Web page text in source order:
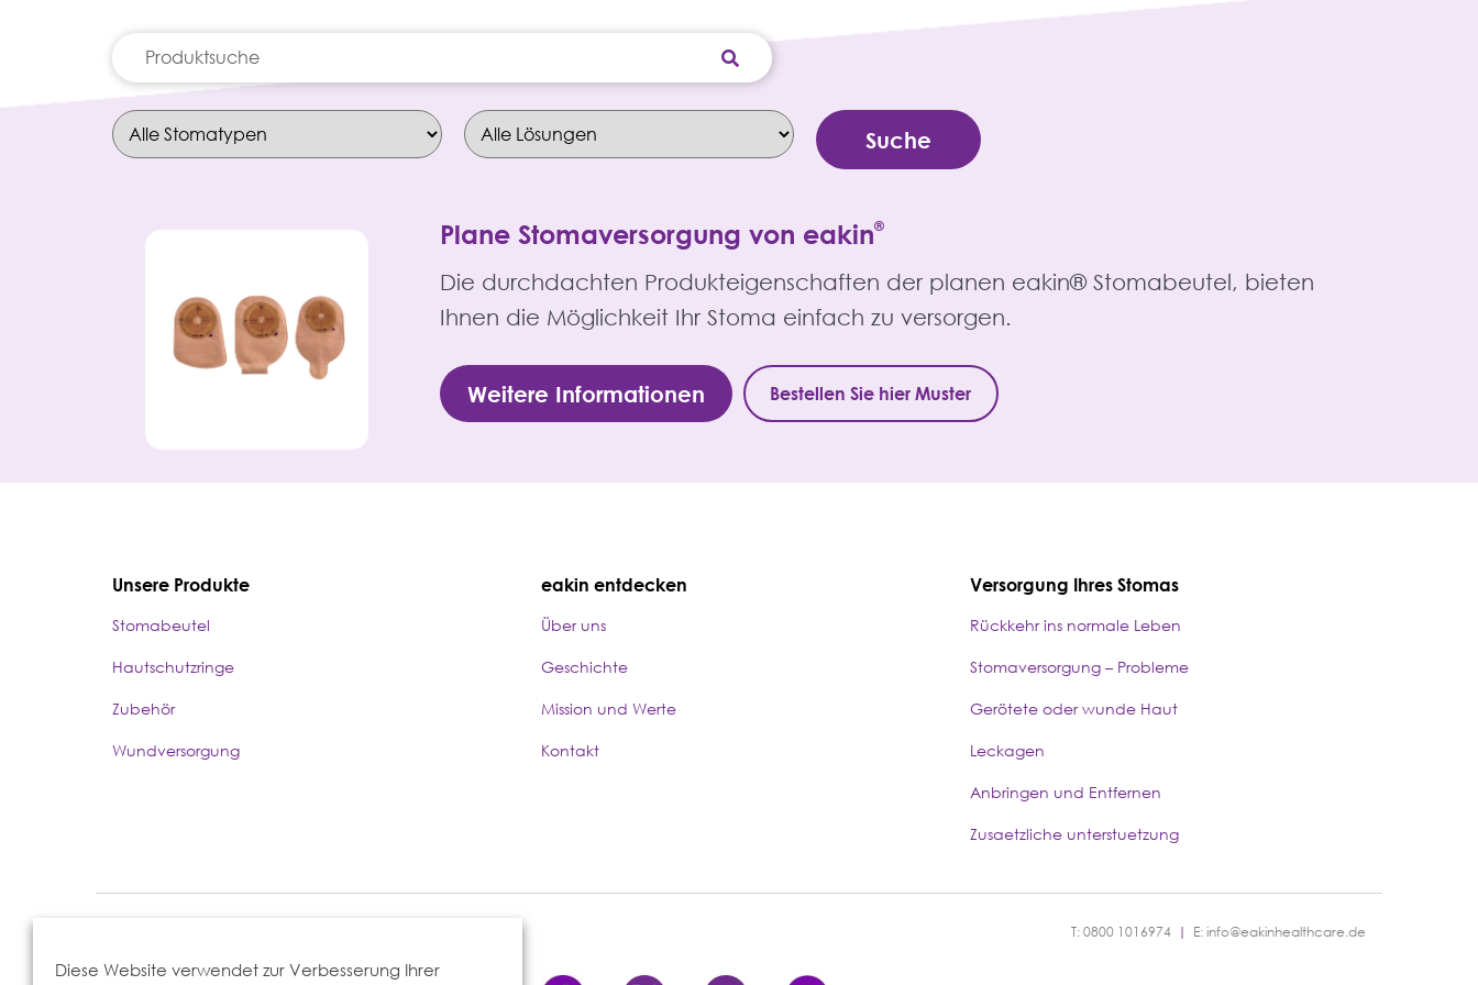
Suche
nach:
Plane Stomaversorgung von eakin®
Die durchdachten Produkteigenschaften der planen eakin® Stomabeutel, bieten
Ihnen die Möglichkeit Ihr Stoma einfach zu versorgen.
Weitere Informationen Bestellen Sie hier Muster
Unsere Produkte
Stomabeutel
Hautschutzringe
Zubehör
Wundversorgung
eakin entdecken
Über uns
Geschichte
Mission und Werte
Kontakt
Versorgung Ihres Stomas
Rückkehr ins normale Leben
Stomaversorgung – Probleme
Gerötete oder wunde Haut
Leckagen
Anbringen und Entfernen
Zusaetzliche unterstuetzung
T: 0800 1016974 | E: info@eakinhealthcare.de
Diese Website verwendet zur Verbesserung Ihrer